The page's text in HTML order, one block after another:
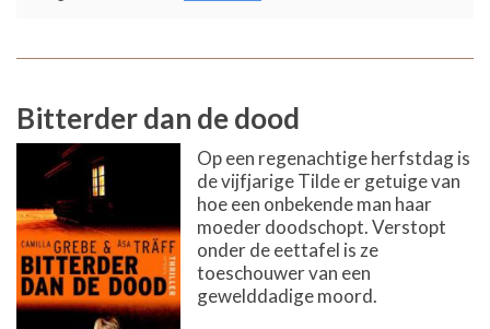
Bitterder dan de dood
Op een regenachtige herfstdag is
de vijfjarige Tilde er getuige van
hoe een onbekende man haar
moeder doodschopt. Verstopt
onder de eettafel is ze
toeschouwer van een
gewelddadige moord.